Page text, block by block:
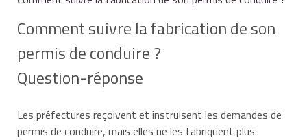
Comment suivre la fabrication de son
permis de conduire ?
Question-réponse
Les préfectures reçoivent et instruisent les demandes de
permis de conduire, mais elles ne les fabriquent plus.